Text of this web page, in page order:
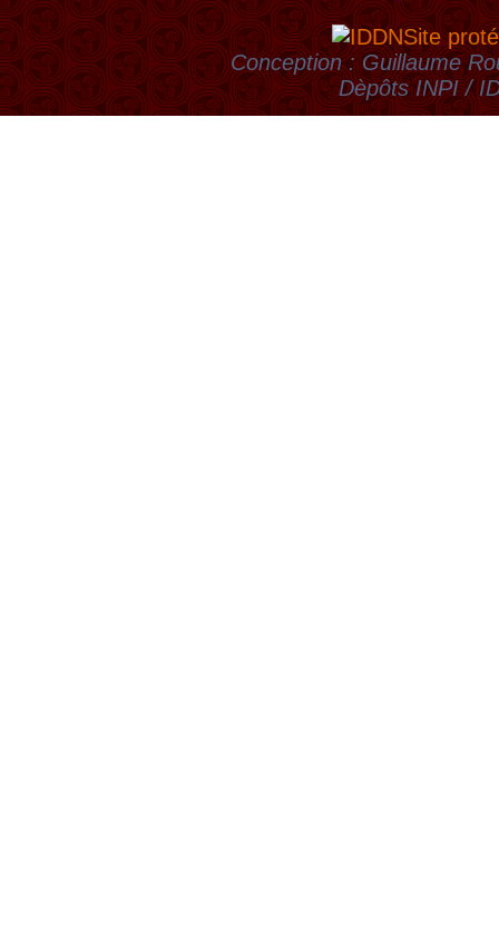
Site
Conception : Guillaume
Dèpôts INPI /